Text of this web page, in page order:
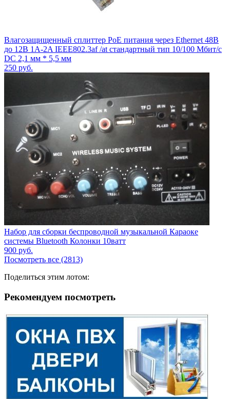
Влагозащищенный сплиттер PoE питания через Ethernet 48В
до 12В 1A-2A IEEE802.3af /at стандартный тип 10/100 Мбит/с
DC 2,1 мм * 5,5 мм
250 руб.
Набор для сборки беспроводной музыкальной Караоке
системы Bluetooth Колонки 10ватт
900 руб.
Посмотреть все (2813)
Поделиться этим лотом:
Рекомендуем посмотреть